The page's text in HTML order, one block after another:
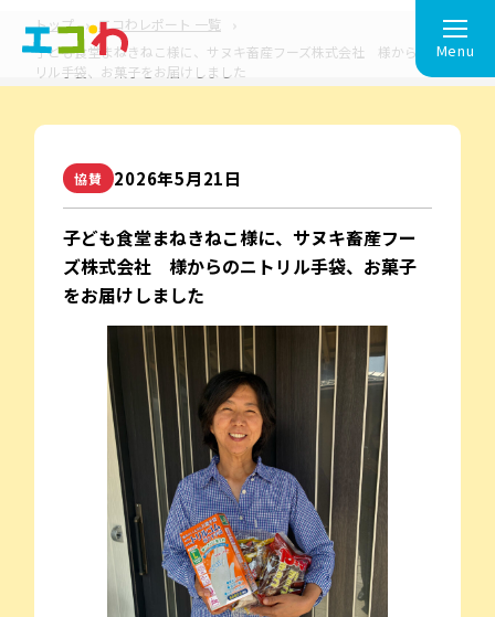
Menu
トップ
エコわレポート 一覧
子ども食堂まねきねこ様に、サヌキ畜産フーズ株式会社 様からのニト
リル手袋、お菓子をお届けしました
協賛 2026年5⽉21⽇
子ども食堂まねきねこ様に、サヌキ畜産フー
ズ株式会社 様からのニトリル手袋、お菓子
をお届けしました